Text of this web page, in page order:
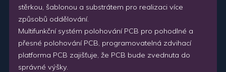
stěrkou, šablonou a substrátem pro realizaci více
způsobů oddělování.
Multifunkční systém polohování PCB pro pohodlné a
přesné polohování PCB, programovatelná zdvihací
platforma PCB zajišťuje, že PCB bude zvednuta do
správné výšky.